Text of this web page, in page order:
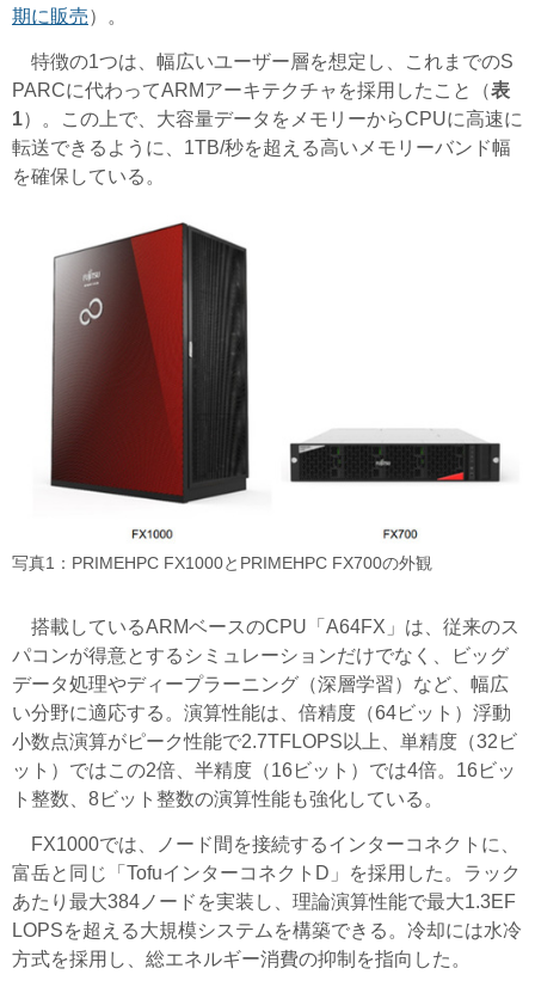
期に販売）。
特徴の1つは、幅広いユーザー層を想定し、これまでのS
PARCに代わってARMアーキテクチャを採用したこと（表
1）。この上で、大容量データをメモリーからCPUに高速に
転送できるように、1TB/秒を超える高いメモリーバンド幅
を確保している。
写真1：PRIMEHPC FX1000とPRIMEHPC FX700の外観
搭載しているARMベースのCPU「A64FX」は、従来のス
パコンが得意とするシミュレーションだけでなく、ビッグ
データ処理やディープラーニング（深層学習）など、幅広
い分野に適応する。演算性能は、倍精度（64ビット）浮動
小数点演算がピーク性能で2.7TFLOPS以上、単精度（32ビ
ット）ではこの2倍、半精度（16ビット）では4倍。16ビッ
ト整数、8ビット整数の演算性能も強化している。
FX1000では、ノード間を接続するインターコネクトに、
富岳と同じ「TofuインターコネクトD」を採用した。ラック
あたり最大384ノードを実装し、理論演算性能で最大1.3EF
LOPSを超える大規模システムを構築できる。冷却には水冷
方式を採用し、総エネルギー消費の抑制を指向した。